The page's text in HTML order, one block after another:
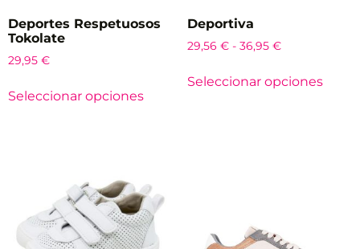
Deportes Respetuosos
Tokolate
29,95 €
Seleccionar opciones
Deportiva
29,56 € - 36,95 €
Seleccionar opciones